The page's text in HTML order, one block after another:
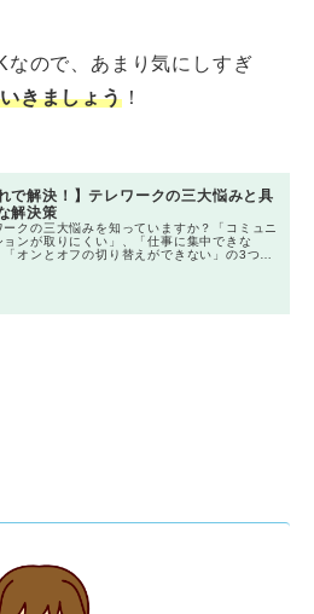
なので、あまり気にしすぎ
きましょう！
れで解決！】テレワークの三大悩みと具
解決策
ークの三大悩みを知っていますか？「コミュニ
ョンが取りにくい」、「仕事に集中できな
「オンとオフの切り替えができない」の3つで